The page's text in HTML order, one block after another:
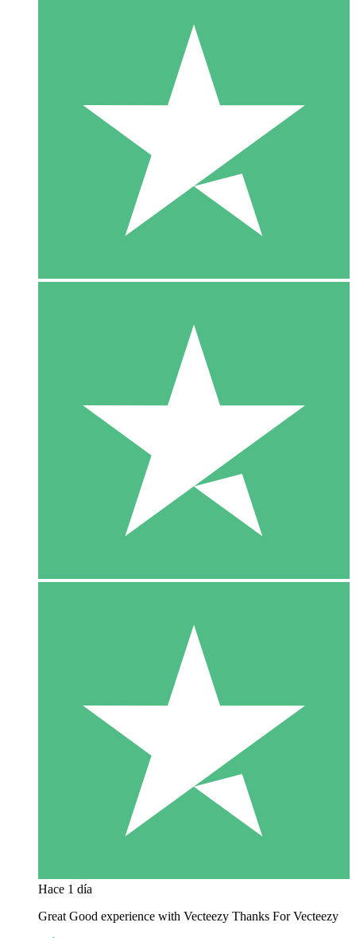
Hace 1 día
Great Good experience with Vecteezy Thanks For Vecteezy